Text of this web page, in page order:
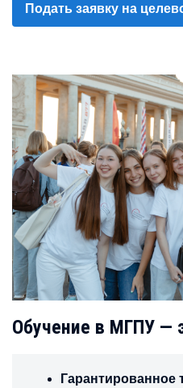
Подать заявку на
Обучение в МГПУ —
Гарантированное